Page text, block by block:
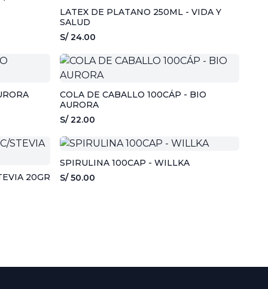
LATEX DE PLATANO 250ML - VIDA Y
SALUD
S/ 24.00
COLA DE CABALLO 100CÁP - BIO
AURORA
S/ 22.00
20GR
SPIRULINA 100CAP - WILLKA
S/ 50.00